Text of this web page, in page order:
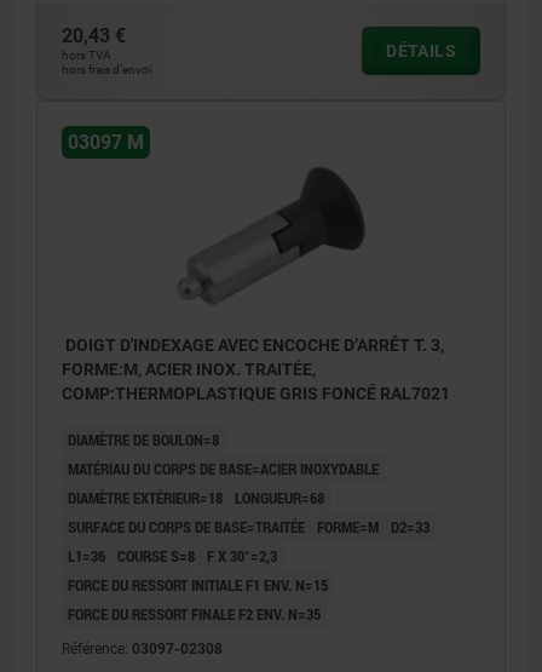
20,43 €
hors TVA
hors frais d’envoi
DÉTAILS
03097 M
DOIGT D'INDEXAGE AVEC ENCOCHE D’ARRÊT T. 3,
FORME:M, ACIER INOX. TRAITÉE,
COMP:THERMOPLASTIQUE GRIS FONCÉ RAL7021
DIAMÈTRE DE BOULON=8
MATÉRIAU DU CORPS DE BASE=ACIER INOXYDABLE
DIAMÈTRE EXTÉRIEUR=18
LONGUEUR=68
SURFACE DU CORPS DE BASE=TRAITÉE
FORME=M
D2=33
L1=36
COURSE S=8
F X 30°=2,3
FORCE DU RESSORT INITIALE F1 ENV. N=15
FORCE DU RESSORT FINALE F2 ENV. N=35
Référence: 03097-02308